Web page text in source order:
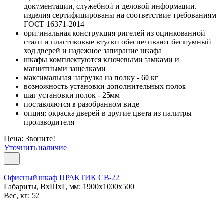
документации, служебной и деловой информации.
изделия сертифицированы на соответствие требованиям
ГОСТ 16371-2014
оригинальная конструкция ригелей из оцинкованной
стали и пластиковые втулки обеспечивают бесшумный
ход дверей и надежное запирание шкафа
шкафы комплектуются ключевыми замками и
магнитными защелками
максимальная нагрузка на полку - 60 кг
возможность установки дополнительных полок
шаг установки полок - 25мм
поставляются в разобранном виде
опция: окраска дверей в другие цвета из палитры
производителя
Цена: Звоните!
Уточнить наличие
Офисный шкаф ПРАКТИК СВ-22
Габариты, ВxШxГ, мм: 1900x1000x500
Вес, кг: 52